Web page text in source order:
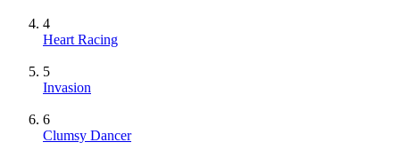
4
Heart Racing
5
Invasion
6
Clumsy Dancer